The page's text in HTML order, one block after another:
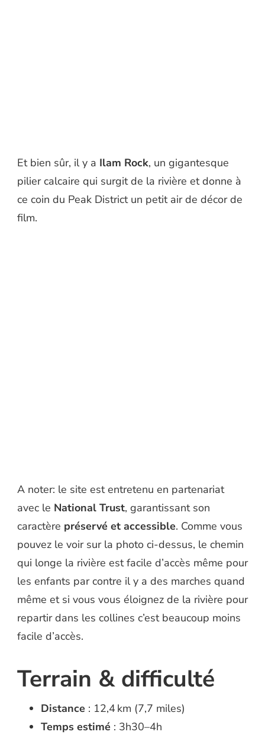
Et bien sûr, il y a Ilam Rock, un gigantesque
pilier calcaire qui surgit de la rivière et donne à
ce coin du Peak District un petit air de décor de
film.
A noter: le site est entretenu en partenariat
avec le National Trust, garantissant son
caractère préservé et accessible. Comme vous
pouvez le voir sur la photo ci-dessus, le chemin
qui longe la rivière est facile d’accès même pour
les enfants par contre il y a des marches quand
même et si vous vous éloignez de la rivière pour
repartir dans les collines c’est beaucoup moins
facile d’accès.
Terrain & difficulté
Distance : 12,4 km (7,7 miles)
Temps estimé : 3h30–4h